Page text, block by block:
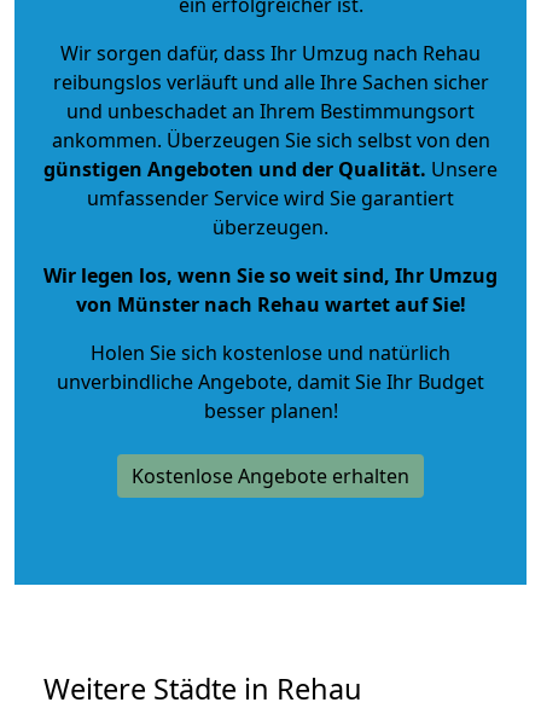
Wir sorgen dafür, dass Ihr Umzug nach Rehau
reibungslos verläuft und alle Ihre Sachen sicher
und unbeschadet an Ihrem Bestimmungsort
ankommen. Überzeugen Sie sich selbst von den
günstigen Angeboten und der Qualität. Unsere
umfassender Service wird Sie garantiert
überzeugen.
Wir legen los, wenn Sie so weit sind, Ihr Umzug
von Münster nach Rehau wartet auf Sie!
Holen Sie sich kostenlose und natürlich
unverbindliche Angebote, damit Sie Ihr Budget
besser planen!
Kostenlose Angebote erhalten
Weitere Städte in Rehau